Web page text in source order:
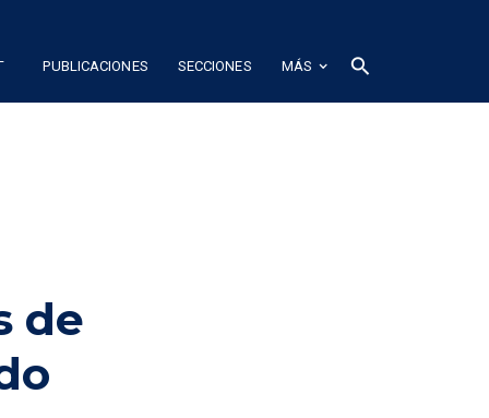
PUBLICACIONES SECCIONES MÁS search
de